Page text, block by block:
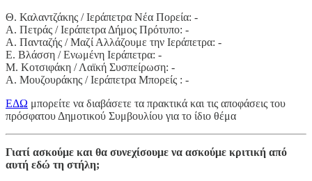
Θ. Καλαντζάκης / Ιεράπετρα Νέα Πορεία: -
Α. Πετράς / Ιεράπετρα Δήμος Πρότυπο: -
Α. Πανταζής / Μαζί Αλλάζουμε την Ιεράπετρα: -
Ε. Βλάσση / Ενωμένη Ιεράπετρα: -
Μ. Κοτσιφάκη / Λαϊκή Συσπείρωση: -
Α. Μουζουράκης / Ιεράπετρα Μπορείς : -
ΕΔΩ μπορείτε να διαβάσετε τα πρακτικά και τις αποφάσεις του
πρόσφατου Δημοτικού Συμβουλίου για το ίδιο θέμα
Γιατί ασκούμε και θα συνεχίσουμε να ασκούμε κριτική από
αυτή εδώ τη στήλη;